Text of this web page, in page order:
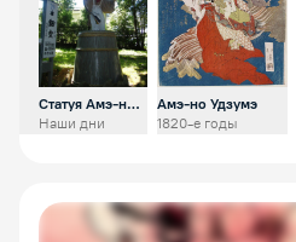
Статуя Амэ-но
Удзумэ
Наши дни
Амэ-но Удзумэ
1820-е годы